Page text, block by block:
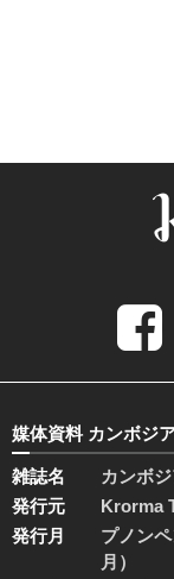
媒体資料 カンボジ
雑誌名
カンボ
発行元
Krorma
発行月
プノン
月）